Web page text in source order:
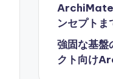
ArchiMate
ンセプトま
強固な基盤
クト向け